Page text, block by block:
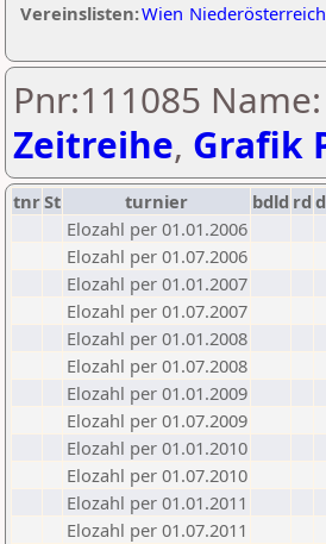
Vereinslisten:Wien Niederösterreich
Pnr:111085
Zeitreihe, Grafik
tnrSt turnier bdld rd
Elozahl per 01.01.2006
Elozahl per 01.07.2006
Elozahl per 01.01.2007
Elozahl per 01.07.2007
Elozahl per 01.01.2008
Elozahl per 01.07.2008
Elozahl per 01.01.2009
Elozahl per 01.07.2009
Elozahl per 01.01.2010
Elozahl per 01.07.2010
Elozahl per 01.01.2011
Elozahl per 01.07.2011